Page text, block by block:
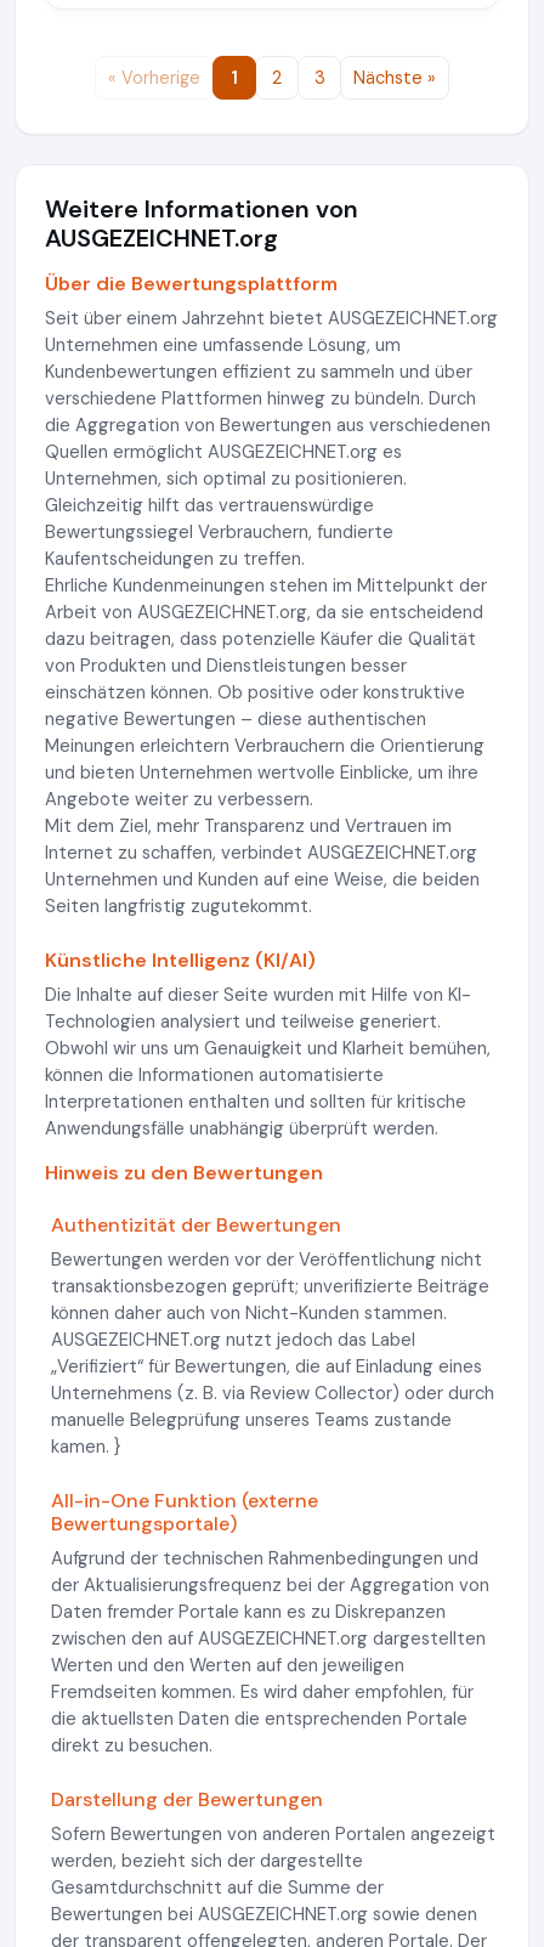
« Vorherige 1 2 3 Nächste »
Weitere Informationen von
AUSGEZEICHNET.org
Über die Bewertungsplattform
Seit über einem Jahrzehnt bietet AUSGEZEICHNET.org
Unternehmen eine umfassende Lösung, um
Kundenbewertungen effizient zu sammeln und über
verschiedene Plattformen hinweg zu bündeln. Durch
die Aggregation von Bewertungen aus verschiedenen
Quellen ermöglicht AUSGEZEICHNET.org es
Unternehmen, sich optimal zu positionieren.
Gleichzeitig hilft das vertrauenswürdige
Bewertungssiegel Verbrauchern, fundierte
Kaufentscheidungen zu treffen.
Ehrliche Kundenmeinungen stehen im Mittelpunkt der
Arbeit von AUSGEZEICHNET.org, da sie entscheidend
dazu beitragen, dass potenzielle Käufer die Qualität
von Produkten und Dienstleistungen besser
einschätzen können. Ob positive oder konstruktive
negative Bewertungen – diese authentischen
Meinungen erleichtern Verbrauchern die Orientierung
und bieten Unternehmen wertvolle Einblicke, um ihre
Angebote weiter zu verbessern.
Mit dem Ziel, mehr Transparenz und Vertrauen im
Internet zu schaffen, verbindet AUSGEZEICHNET.org
Unternehmen und Kunden auf eine Weise, die beiden
Seiten langfristig zugutekommt.
Künstliche Intelligenz (KI/AI)
Die Inhalte auf dieser Seite wurden mit Hilfe von KI-
Technologien analysiert und teilweise generiert.
Obwohl wir uns um Genauigkeit und Klarheit bemühen,
können die Informationen automatisierte
Interpretationen enthalten und sollten für kritische
Anwendungsfälle unabhängig überprüft werden.
Hinweis zu den Bewertungen
Authentizität der Bewertungen
Bewertungen werden vor der Veröffentlichung nicht
transaktionsbezogen geprüft; unverifizierte Beiträge
können daher auch von Nicht-Kunden stammen.
AUSGEZEICHNET.org nutzt jedoch das Label
„Verifiziert“ für Bewertungen, die auf Einladung eines
Unternehmens (z. B. via Review Collector) oder durch
manuelle Belegprüfung unseres Teams zustande
kamen. }
All-in-One Funktion (externe
Bewertungsportale)
Aufgrund der technischen Rahmenbedingungen und
der Aktualisierungsfrequenz bei der Aggregation von
Daten fremder Portale kann es zu Diskrepanzen
zwischen den auf AUSGEZEICHNET.org dargestellten
Werten und den Werten auf den jeweiligen
Fremdseiten kommen. Es wird daher empfohlen, für
die aktuellsten Daten die entsprechenden Portale
direkt zu besuchen.
Darstellung der Bewertungen
Sofern Bewertungen von anderen Portalen angezeigt
werden, bezieht sich der dargestellte
Gesamtdurchschnitt auf die Summe der
Bewertungen bei AUSGEZEICHNET.org sowie denen
der transparent offengelegten, anderen Portale. Der